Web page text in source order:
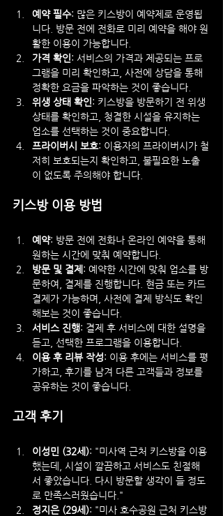
예약 필수: 많은 키스방이 예약제로 운영됩
니다. 방문 전에 전화로 미리 예약을 해야 원
활한 이용이 가능합니다.
가격 확인 : 서비스의 가격과 제공되는 프로
그램을 미리 확인하고, 사전에 상담을 통해
정확한 요금을 파악하는 것이 좋습니다.
위생 상태 확인 : 키스방을 방문하기 전 위생
상태를 확인하고, 청결한 시설을 유지하는
업소를 선택하는 것이 중요합니다.
프라이버시 보호: 이용자의 프라이버시가 철
저히 보호되는지 확인하고, 불필요한 노출
이 없도록 주의해야 합니다.
키스방 이용 방법
예약: 방문 전에 전화나 온라인 예약을 통해
원하는 시간에 맞춰 예약합니다.
방문 및 결제 : 예약한 시간에 맞춰 업소를 방
문하여, 결제를 진행합니다. 현금 또는 카드
결제가 가능하며, 사전에 결제 방식도 확인
해보는 것이 좋습니다.
서비스 진행: 결제 후 서비스에 대한 설명을
듣고, 선택한 프로그램을 이용합니다.
이용 후 리뷰 작성: 이용 후에는 서비스를 평
가하고, 후기를 남겨 다른 고객들과 정보를
공유하는 것이 좋습니다.
고객 후기
이성민 (32세): "미사역 근처 키스방을 이용
했는데, 시설이 깔끔하고 서비스도 친절해
서 좋았습니다. 다시 방문할 생각이 들 정도
로 만족스러웠습니다."
정지은 (29세): "미사 호수공원 근처 키스방